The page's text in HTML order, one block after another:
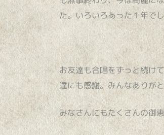
た。いろいろあった１年で
お友達も合唱をずっと続け
達にも感謝。みんなありが
みなさんにもたくさんの御